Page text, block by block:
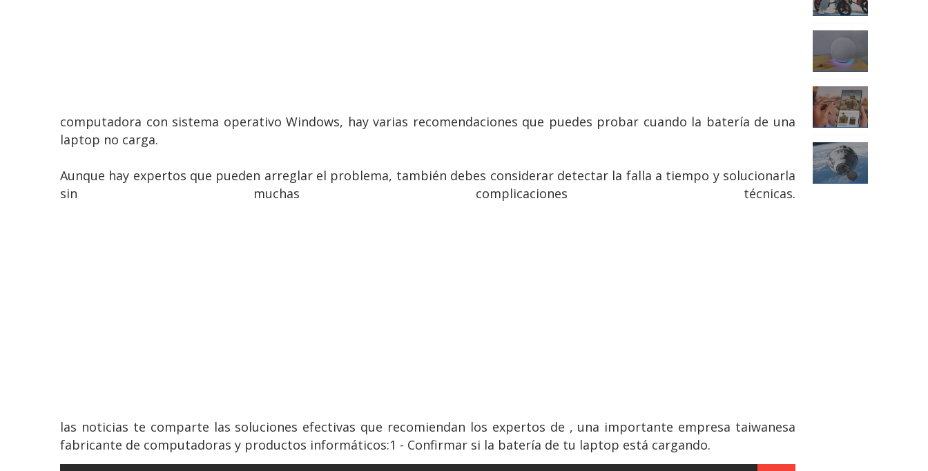
computadora con sistema operativo Windows, hay varias recomendaciones que puedes probar cuando la batería de una
laptop no carga.
Aunque hay expertos que pueden arreglar el problema, también debes considerar detectar la falla a tiempo y solucionarla
sin muchas complicaciones técnicas.
las noticias te comparte las soluciones efectivas que recomiendan los expertos de , una importante empresa taiwanesa
fabricante de computadoras y productos informáticos:1 - Confirmar si la batería de tu laptop está cargando.